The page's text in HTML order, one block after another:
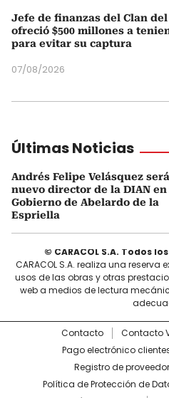
Jefe de finanzas del Clan
ofreció $500 millones a
para evitar su captura
07/08/2026
Últimas Noticias
Andrés Felipe Velásquez
nuevo director de la DIAN en
Gobierno de Abelardo de la
Espriella
© CARACOL S.A. Todos
CARACOL S.A. realiza una
usos de las obras y otras
web a medios de lectura
Contacto Contacto
Pago electrónico
Registro de
Política de Protección de